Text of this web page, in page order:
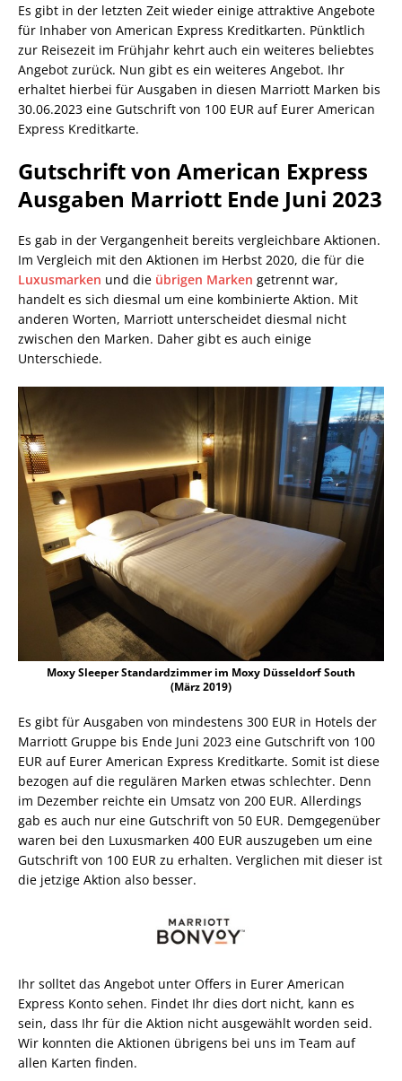
Es gibt in der letzten Zeit wieder einige attraktive Angebote
für Inhaber von American Express Kreditkarten. Pünktlich
zur Reisezeit im Frühjahr kehrt auch ein weiteres beliebtes
Angebot zurück. Nun gibt es ein weiteres Angebot. Ihr
erhaltet hierbei für Ausgaben in diesen Marriott Marken bis
30.06.2023 eine Gutschrift von 100 EUR auf Eurer American
Express Kreditkarte.
Gutschrift von American Express
Ausgaben Marriott Ende Juni 2023
Es gab in der Vergangenheit bereits vergleichbare Aktionen.
Im Vergleich mit den Aktionen im Herbst 2020, die für die
Luxusmarken und die übrigen Marken getrennt war,
handelt es sich diesmal um eine kombinierte Aktion. Mit
anderen Worten, Marriott unterscheidet diesmal nicht
zwischen den Marken. Daher gibt es auch einige
Unterschiede.
Moxy Sleeper Standardzimmer im Moxy Düsseldorf South
(März 2019)
Es gibt für Ausgaben von mindestens 300 EUR in Hotels der
Marriott Gruppe bis Ende Juni 2023 eine Gutschrift von 100
EUR auf Eurer American Express Kreditkarte. Somit ist diese
bezogen auf die regulären Marken etwas schlechter. Denn
im Dezember reichte ein Umsatz von 200 EUR. Allerdings
gab es auch nur eine Gutschrift von 50 EUR. Demgegenüber
waren bei den Luxusmarken 400 EUR auszugeben um eine
Gutschrift von 100 EUR zu erhalten. Verglichen mit dieser ist
die jetzige Aktion also besser.
Ihr solltet das Angebot unter Offers in Eurer American
Express Konto sehen. Findet Ihr dies dort nicht, kann es
sein, dass Ihr für die Aktion nicht ausgewählt worden seid.
Wir konnten die Aktionen übrigens bei uns im Team auf
allen Karten finden.